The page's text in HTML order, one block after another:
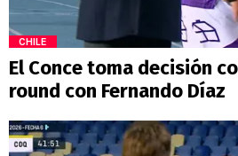
CHILE
El Conce toma decisión
round con Fernando Díaz